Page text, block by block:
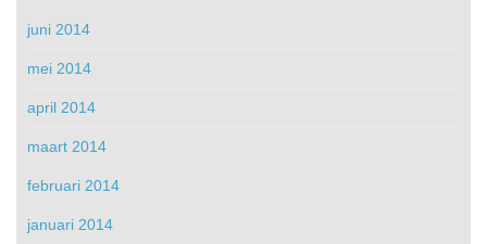
juni 2014
mei 2014
april 2014
maart 2014
februari 2014
januari 2014